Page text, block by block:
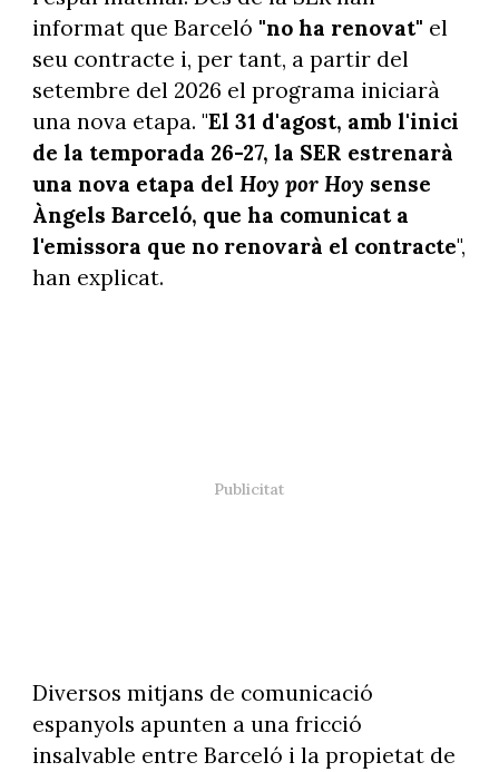
informat que Barceló "no ha renovat" el
seu contracte i, per tant, a partir del
setembre del 2026 el programa iniciarà
una nova etapa. "El 31 d'agost, amb l'inici
de la temporada 26-27, la SER estrenarà
una nova etapa del Hoy por Hoy sense
Àngels Barceló, que ha comunicat a
l'emissora que no renovarà el contracte",
han explicat.
Diversos mitjans de comunicació
espanyols apunten a una fricció
insalvable entre Barceló i la propietat de